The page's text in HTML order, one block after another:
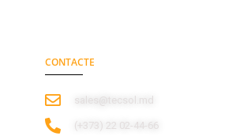
CONTACTE
sales@tecsol.md
‎(+373) 22 02-44-66